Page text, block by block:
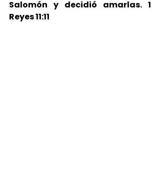
Salomón y decidió amarlas. 1
Reyes 11:11